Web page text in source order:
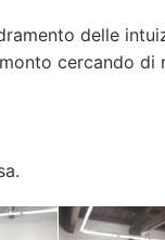
delle
cercando